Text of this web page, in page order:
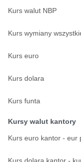
Kurs walut NBP
Kurs wymiany
Kurs euro
Kurs dolara
Kurs funta
Kursy walut kantory
Kurs euro kantor - eur